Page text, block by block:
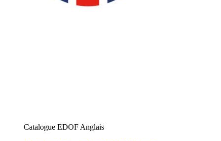
Catalogue EDOF Anglais